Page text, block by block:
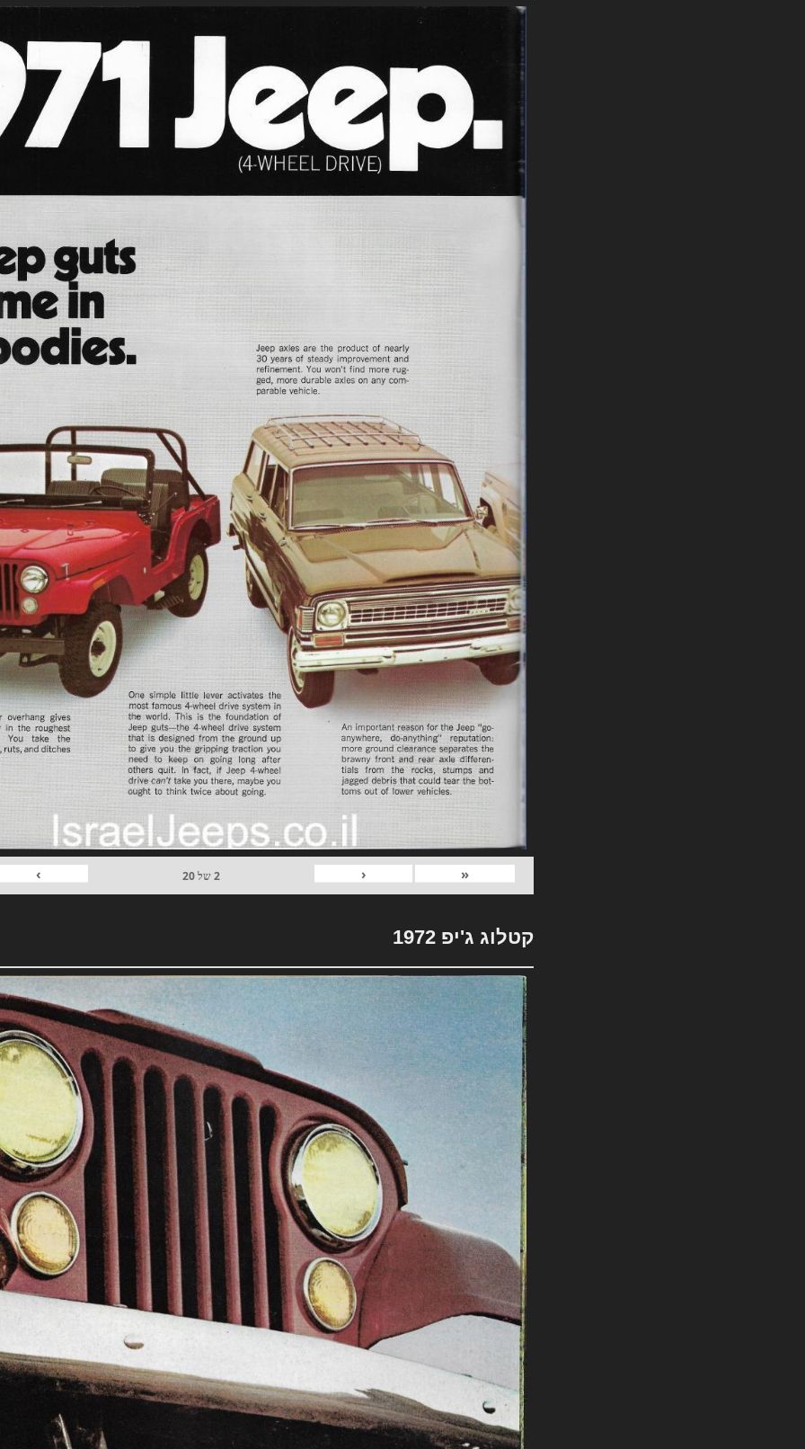
«
‹
2של20
›
קטלוג ג'יפ 1972